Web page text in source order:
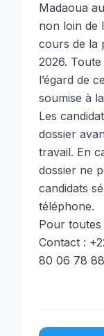
Madaoua
non loin de
cours de la
2026.
l’égard de
soumise à
Les
dossier
travail. En
dossier ne
candidats
téléphone.
Pour
Contact :
80 06 78 88